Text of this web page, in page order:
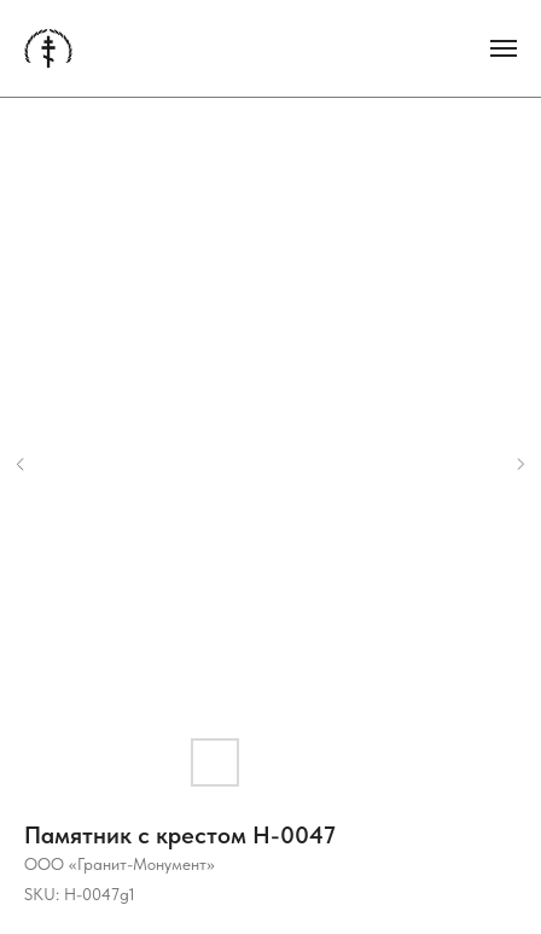
Памятник с крестом H-0047
ООО «Гранит-Монумент»
SKU: H-0047g1